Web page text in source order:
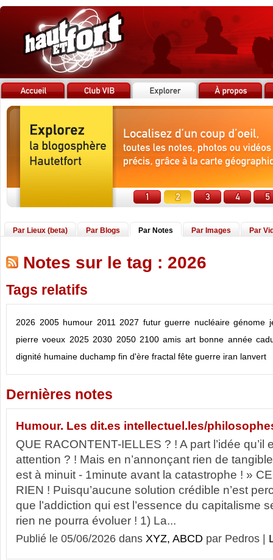
Par Lieux (beta) Par Blogs Par Notes Par Images Par
Notes sur le tag : 2026
Tags relatifs
2026 2005 humour 2011 2027 futur guerre nucléaire génome
pierre voeux 2025 2030 2050 2100 amis art bonne année
dignité humaine duchamp fin d'ère fractal fête guerre iran lanvert
Dernières notes
Humour. Les dit.es intellectuel.les/
QUE RACONTENT-IELLES ? ! A part l’idée qu’il
attention ? ! Mais en n’annonçant rien de
est à minuit - 1minute avant la catastrophe ! »
RIEN ! Puisqu’aucune solution crédible n’est
que l’addiction qui est l’essence du capitalisme
rien ne pourra évoluer ! 1) La...
Publié le 05/06/2026 dans XYZ, ABCD par Pedros |